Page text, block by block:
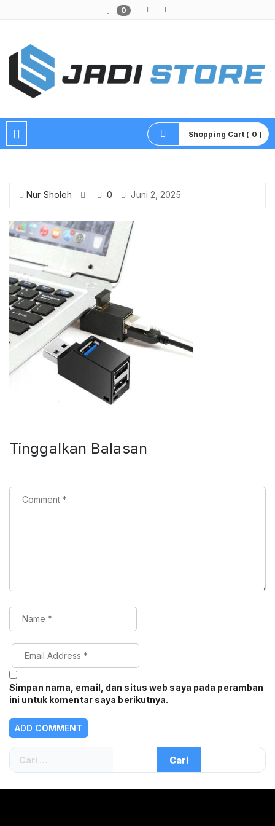
0
Shopping Cart ( 0 )
Nur Sholeh 0 Juni 2, 2025
Tinggalkan Balasan
Simpan nama, email, dan situs web saya pada peramban
ini untuk komentar saya berikutnya.
Cari
untuk: